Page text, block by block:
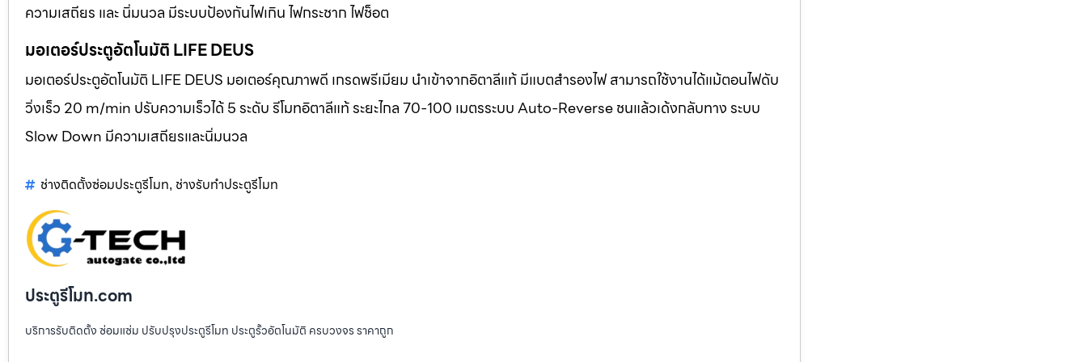
ความเสถียร และ นิ่มนวล มีระบบป้องกันไฟเกิน ไฟกระชาก ไฟช็อต
มอเตอร์ประตูอัตโนมัติ LIFE DEUS
มอเตอร์ประตูอัตโนมัติ LIFE DEUS มอเตอร์คุณภาพดี เกรดพรีเมียม นำเข้าจากอิตาลีแท้ มีแบตสำรองไฟ สามารถใช้งานได้แม้ตอนไฟดับ
วิ่งเร็ว 20 m/min ปรับความเร็วได้ 5 ระดับ รีโมทอิตาลีแท้ ระยะไกล 70-100 เมตรระบบ Auto-Reverse ชนแล้วเด้งกลับทาง ระบบ
Slow Down มีความเสถียรและนิ่มนวล
ช่างติดตั้งซ่อมประตูรีโมท, ช่างรับทำประตูรีโมท
ประตูรีโมท.com
บริการรับติดตั้ง ซ่อมแซ่ม ปรับปรุงประตูรีโมท ประตูรั้วอัตโนมัติ ครบวงจร ราคาถูก